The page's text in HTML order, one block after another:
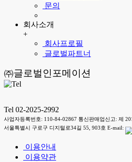
문의
회사소개
+
회사프로필
글로벌파트너
㈜글로벌인포메이션
Tel 02-2025-2992
사업자등록번호: 110-84-02867 통신판매업신고: 제
서울특별시 구로구 디지털로34길 55, 903호 E-mail:
이용안내
이용약관